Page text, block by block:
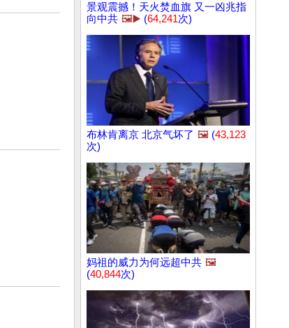
景观震撼！天火焚血旗 又一凶兆指
向中共 🖼️▶️ (64,241次)
布林肯离京 北京气坏了 🖼️ (43,123
次)
妈祖的威力为何远超中共 🖼️
(40,844次)